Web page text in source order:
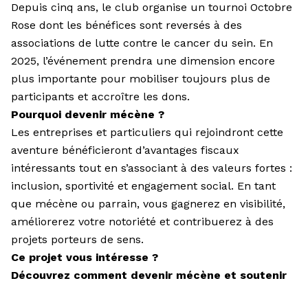
Depuis cinq ans, le club organise un tournoi Octobre
Rose dont les bénéfices sont reversés à des
associations de lutte contre le cancer du sein. En
2025, l’événement prendra une dimension encore
plus importante pour mobiliser toujours plus de
participants et accroître les dons.
Pourquoi devenir mécène ?
Les entreprises et particuliers qui rejoindront cette
aventure bénéficieront d’avantages fiscaux
intéressants tout en s’associant à des valeurs fortes :
inclusion, sportivité et engagement social. En tant
que mécène ou parrain, vous gagnerez en visibilité,
améliorerez votre notoriété et contribuerez à des
projets porteurs de sens.
Ce projet vous intéresse ?
Découvrez comment devenir mécène et soutenir